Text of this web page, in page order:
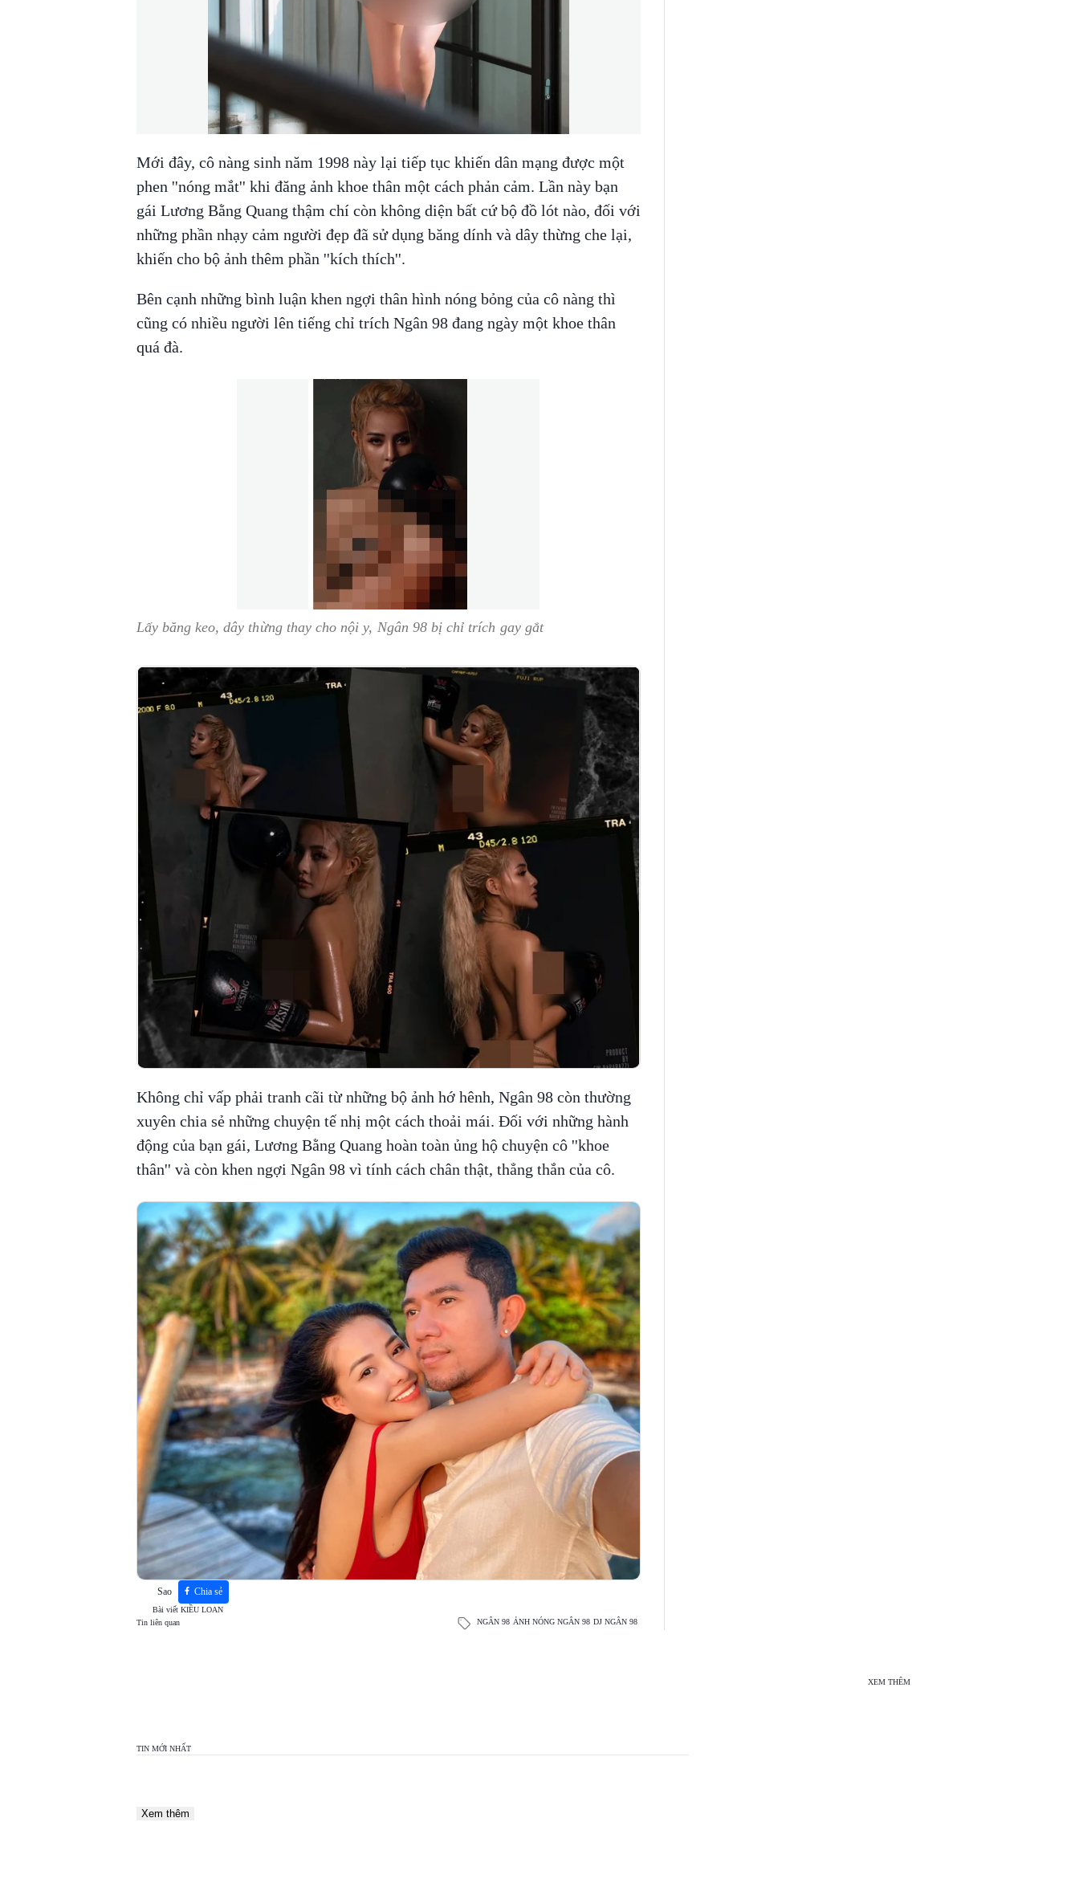
Mới đây, cô nàng sinh năm 1998 này lại tiếp tục khiến dân mạng được một
phen ''nóng mắt'' khi đăng ảnh khoe thân một cách phản cảm. Lần này bạn
gái Lương Bằng Quang thậm chí còn không diện bất cứ bộ đồ lót nào, đối với
những phần nhạy cảm người đẹp đã sử dụng băng dính và dây thừng che lại,
khiến cho bộ ảnh thêm phần ''kích thích''.
Bên cạnh những bình luận khen ngợi thân hình nóng bỏng của cô nàng thì
cũng có nhiều người lên tiếng chỉ trích Ngân 98 đang ngày một khoe thân
quá đà.
Lấy băng keo, dây thừng thay cho nội y, Ngân 98 bị chỉ trích gay gắt
Không chỉ vấp phải tranh cãi từ những bộ ảnh hớ hênh, Ngân 98 còn thường
xuyên chia sẻ những chuyện tế nhị một cách thoải mái. Đối với những hành
động của bạn gái, Lương Bằng Quang hoàn toàn ủng hộ chuyện cô ''khoe
thân'' và còn khen ngợi Ngân 98 vì tính cách chân thật, thẳng thắn của cô.
Sao Chia sẻ
Bài viết KIỀU LOAN
Tin liên quan
NGÂN 98 ẢNH NÓNG NGÂN 98 DJ NGÂN 98
XEM THÊM
TIN MỚI NHẤT
Xem thêm